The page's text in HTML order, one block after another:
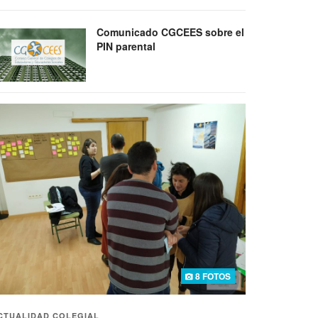
Comunicado CGCEES sobre el
PIN parental
8 FOTOS
COLEGIAL